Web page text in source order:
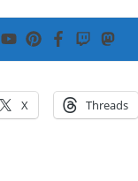
X Threads